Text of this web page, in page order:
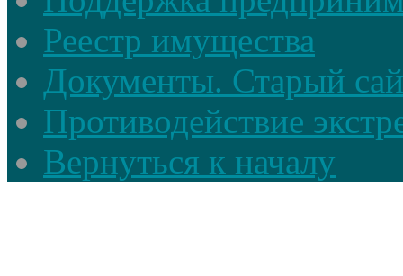
Реестр имущества
Документы. Старый
Противодействие
Вернуться к началу